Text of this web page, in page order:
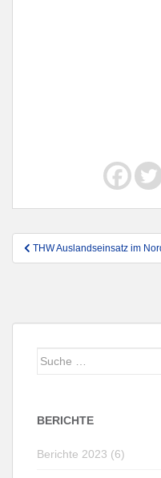
THW Auslandseinsatz im
Suche
BERICHTE
Berichte 2023 (6)